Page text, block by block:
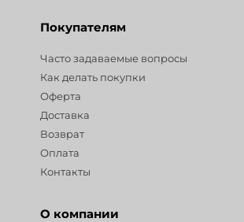
Покупателям
Часто задаваемые вопросы
Как делать покупки
Оферта
Доставка
Возврат
Оплата
Контакты
О компании